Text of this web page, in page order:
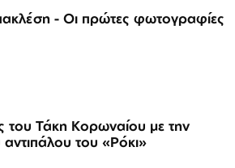
- Οι πρώτες φωτογραφίες
του Τάκη Κορωναίου με την
του «Ρόκι»